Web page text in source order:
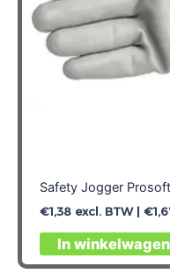
Safety Jogger
€1,38excl. BTW | €
In winkelwagen